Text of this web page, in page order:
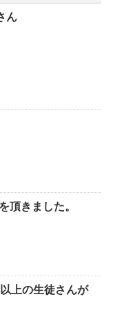
ん
頂きました。
上の生徒さんが